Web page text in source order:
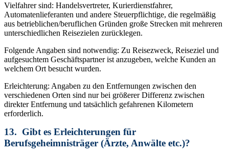
Vielfahrer sind: Handelsvertreter, Kurierdienstfahrer,
Automatenlieferanten und andere Steuerpflichtige, die regelmäßig
aus betrieblichen/beruflichen Gründen große Strecken mit mehreren
unterschiedlichen Reisezielen zurücklegen.
Folgende Angaben sind notwendig: Zu Reisezweck, Reiseziel und
aufgesuchtem Geschäftspartner ist anzugeben, welche Kunden an
welchem Ort besucht wurden.
Erleichterung: Angaben zu den Entfernungen zwischen den
verschiedenen Orten sind nur bei größerer Differenz zwischen
direkter Entfernung und tatsächlich gefahrenen Kilometern
erforderlich.
13. Gibt es Erleichterungen für
Berufsgeheimnisträger (Ärzte, Anwälte etc.)?